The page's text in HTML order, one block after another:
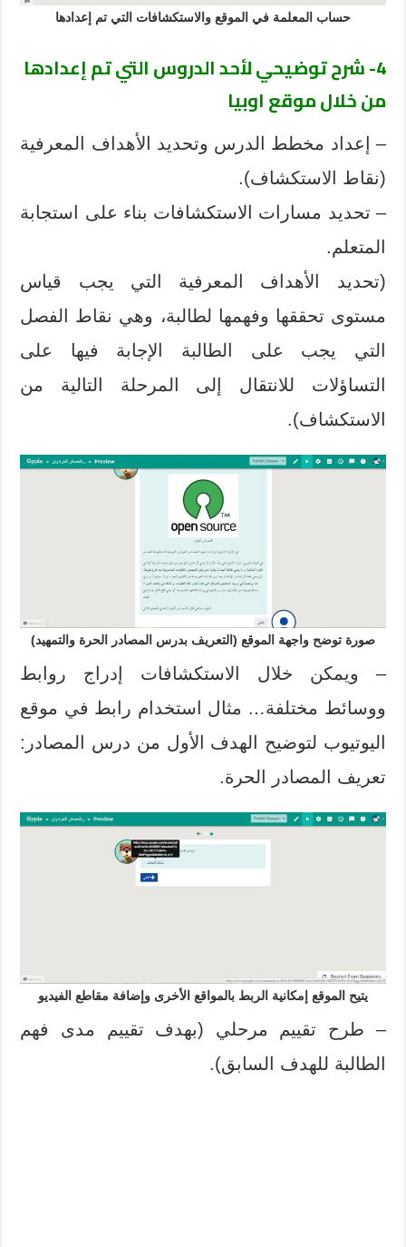
حساب المعلمة في الموقع والاستكشافات التي تم إعدادها
4- شرح توضيحي لأحد الدروس التي تم إعدادها
من خلال موقع اوبيا
– إعداد مخطط الدرس وتحديد الأهداف المعرفية
(نقاط الاستكشاف).
– تحديد مسارات الاستكشافات بناء على استجابة
المتعلم.
(تحديد الأهداف المعرفية التي يجب قياس
مستوى تحققها وفهمها لطالبة، وهي نقاط الفصل
التي يجب على الطالبة الإجابة فيها على
التساؤلات للانتقال إلى المرحلة التالية من
الاستكشاف).
صورة توضح واجهة الموقع (التعريف بدرس المصادر الحرة والتمهيد)
– ويمكن خلال الاستكشافات إدراج روابط
ووسائط مختلفة… مثال استخدام رابط في موقع
اليوتيوب لتوضيح الهدف الأول من درس المصادر:
تعريف المصادر الحرة.
يتيح الموقع إمكانية الربط بالمواقع الأخرى وإضافة مقاطع الفيديو
– طرح تقييم مرحلي (بهدف تقييم مدى فهم
الطالبة للهدف السابق).